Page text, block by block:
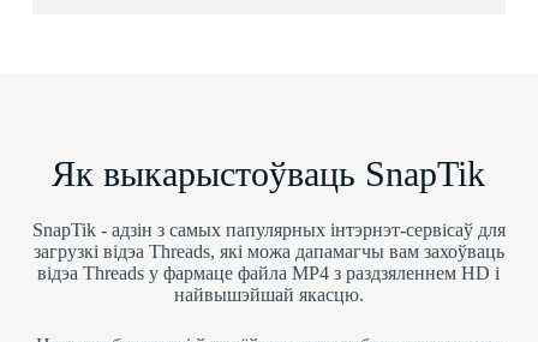
Як выкарыстоўваць SnapTik
SnapTik - адзін з самых папулярных інтэрнэт-сервісаў для
загрузкі відэа Threads, які можа дапамагчы вам захоўваць
відэа Threads у фармаце файла MP4 з раздзяленнем HD і
найвышэйшай якасцю.